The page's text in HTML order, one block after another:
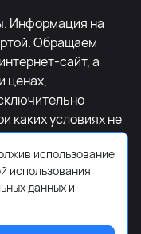
Информация на
Обращаем
сайт, а
ценах,
каких условиях не
кодекса
подробной
указанных
обращайтесь к
использование
использования
данных и